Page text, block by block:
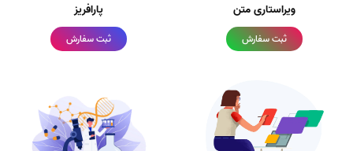
ویراستاری متن
ثبت سفارش
پارافریز
ثبت سفارش